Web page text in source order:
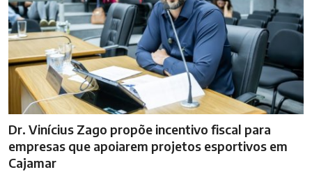
Dr. Vinícius Zago propõe incentivo fiscal para
empresas que apoiarem projetos esportivos em
Cajamar